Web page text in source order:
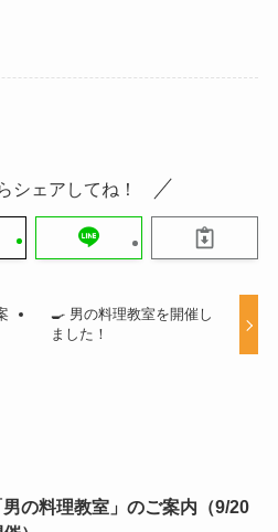
シェアしてね！
🍳 男の料理教室を開催し
ました！
男の料理教室」のご案内（9/20